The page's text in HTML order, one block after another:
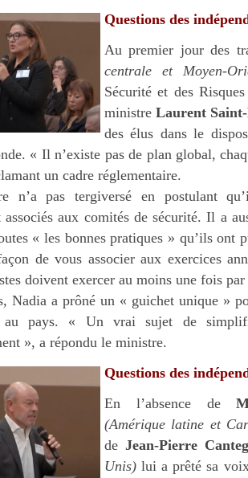
Questions des
Au premier jour des
centrale et Moyen-
Sécurité et des
ministreLaurent
des élus dans le
« Il n’existe pas de plan global,
un cadre réglementaire.
n’a pas tergiversé en postulant
associés aux comités de sécurité. Il a
« les bonnes pratiques » qu’ils ont
de vous associer aux exercices
doivent exercer au moins une fois
Nadia a prôné un « guichet unique »
pays. « Un vrai sujet de
», a répondu le ministre.
Questions des
En l’absence de
(Amérique latine et
deJean-Pierre
Unis) lui a prêté sa